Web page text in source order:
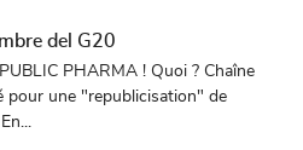
del G20
PHARMA ! Quoi ? Chaîne
pour une "republicisation" de